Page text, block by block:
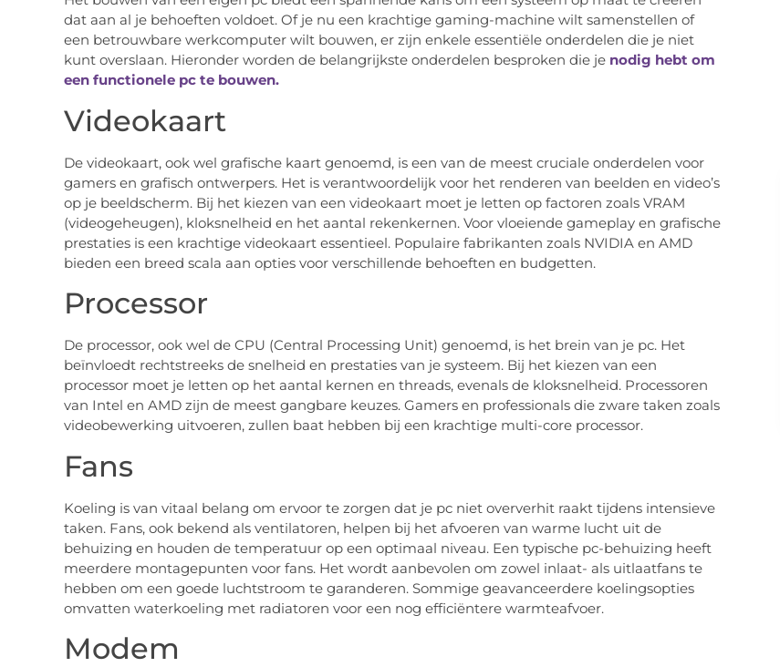
dat aan al je behoeften voldoet. Of je nu een krachtige gaming-machine wilt samenstellen of
een betrouwbare werkcomputer wilt bouwen, er zijn enkele essentiële onderdelen die je niet
kunt overslaan. Hieronder worden de belangrijkste onderdelen besproken die je nodig hebt om
een functionele pc te bouwen.
Videokaart
De videokaart, ook wel grafische kaart genoemd, is een van de meest cruciale onderdelen voor
gamers en grafisch ontwerpers. Het is verantwoordelijk voor het renderen van beelden en video’s
op je beeldscherm. Bij het kiezen van een videokaart moet je letten op factoren zoals VRAM
(videogeheugen), kloksnelheid en het aantal rekenkernen. Voor vloeiende gameplay en grafische
prestaties is een krachtige videokaart essentieel. Populaire fabrikanten zoals NVIDIA en AMD
bieden een breed scala aan opties voor verschillende behoeften en budgetten.
Processor
De processor, ook wel de CPU (Central Processing Unit) genoemd, is het brein van je pc. Het
beïnvloedt rechtstreeks de snelheid en prestaties van je systeem. Bij het kiezen van een
processor moet je letten op het aantal kernen en threads, evenals de kloksnelheid. Processoren
van Intel en AMD zijn de meest gangbare keuzes. Gamers en professionals die zware taken zoals
videobewerking uitvoeren, zullen baat hebben bij een krachtige multi-core processor.
Fans
Koeling is van vitaal belang om ervoor te zorgen dat je pc niet oververhit raakt tijdens intensieve
taken. Fans, ook bekend als ventilatoren, helpen bij het afvoeren van warme lucht uit de
behuizing en houden de temperatuur op een optimaal niveau. Een typische pc-behuizing heeft
meerdere montagepunten voor fans. Het wordt aanbevolen om zowel inlaat- als uitlaatfans te
hebben om een goede luchtstroom te garanderen. Sommige geavanceerdere koelingsopties
omvatten waterkoeling met radiatoren voor een nog efficiëntere warmteafvoer.
Modem